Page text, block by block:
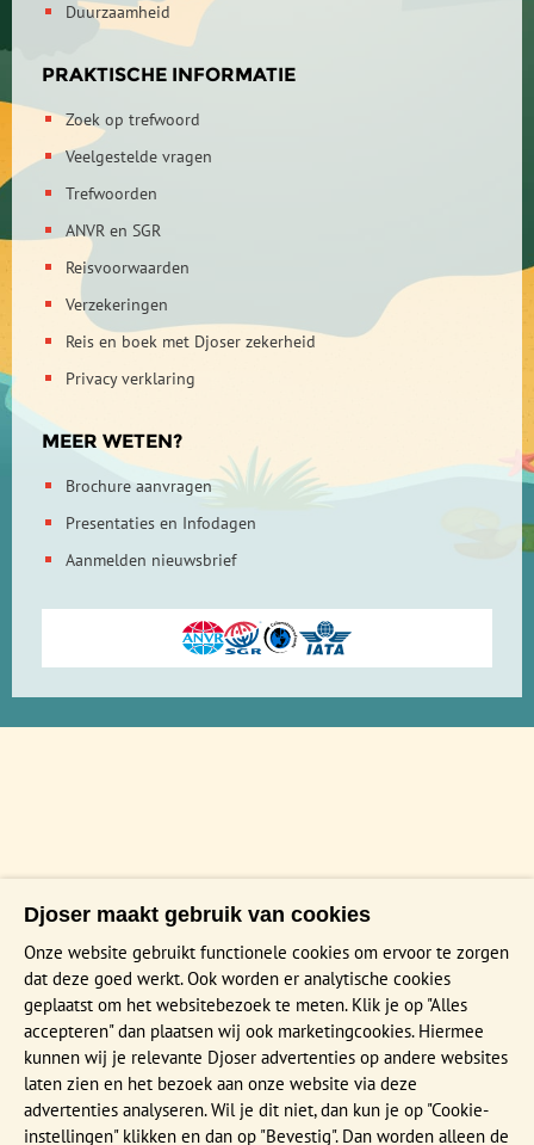
Duurzaamheid
PRAKTISCHE INFORMATIE
Zoek op trefwoord
Veelgestelde vragen
Trefwoorden
ANVR en SGR
Reisvoorwaarden
Verzekeringen
Reis en boek met Djoser zekerheid
Privacy verklaring
MEER WETEN?
Brochure aanvragen
Presentaties en Infodagen
Aanmelden nieuwsbrief
Djoser maakt gebruik van cookies
Onze website gebruikt functionele cookies om ervoor te zorgen
dat deze goed werkt. Ook worden er analytische cookies
geplaatst om het websitebezoek te meten. Klik je op "Alles
accepteren" dan plaatsen wij ook marketingcookies. Hiermee
kunnen wij je relevante Djoser advertenties op andere websites
laten zien en het bezoek aan onze website via deze
advertenties analyseren. Wil je dit niet, dan kun je op "Cookie-
instellingen" klikken en dan op "Bevestig". Dan worden alleen de